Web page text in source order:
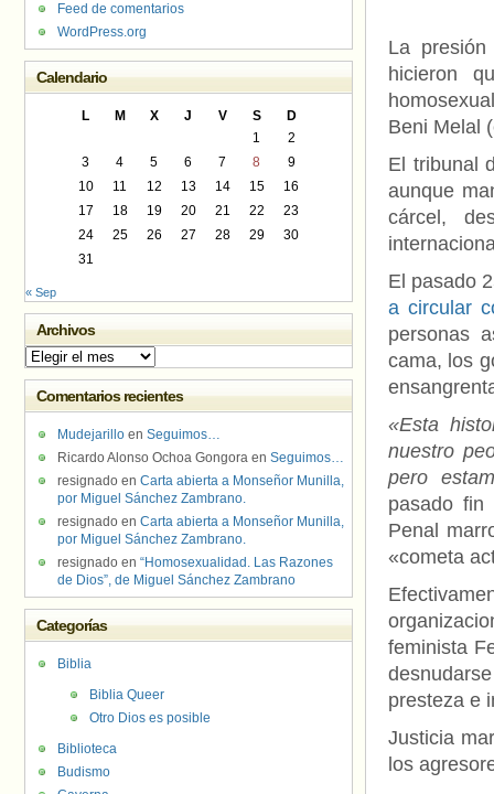
La
hicieron
Beni Melal
El tribunal
aunque
cárcel,
El pasado
a circular
personas
cama, los
«Esta
nuestro
pero
pasado
Penal
«cometa
feminista
presteza e
Justicia
los
Feed de comentarios
WordPress.org
Calendario
L M X J V S
D
1
2
3
4 5 6 7 8
9
10
11 12 13 14 15
16
17
18 19 20 21 22
23
24
25 26 27 28 29
30
31
« Sep
Archivos
Archivos
Comentarios recientes
Mudejarillo en Seguimos…
Ricardo Alonso Ochoa Gongora en Seguimos…
resignado en Carta abierta a Monseñor Munilla,
por Miguel Sánchez Zambrano.
resignado en Carta abierta a Monseñor Munilla,
por Miguel Sánchez Zambrano.
resignado en “Homosexualidad. Las Razones
de Dios”, de Miguel Sánchez Zambrano
Categorías
Biblia
Biblia Queer
Otro Dios es posible
Biblioteca
Budismo